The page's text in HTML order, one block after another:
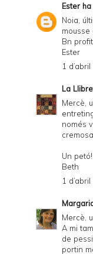
Ester ha
Noia,
mousse
Bn profit
Ester
1
La
Mercè,
només
Un petó!
Beth
1
Mercè,
A mi
de
portin